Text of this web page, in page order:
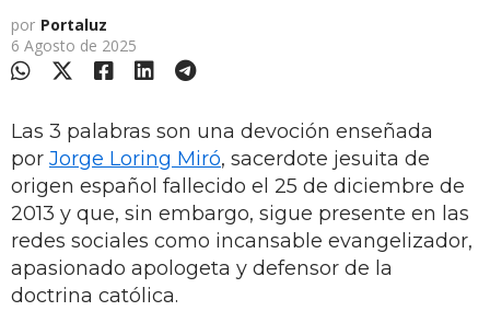
por Portaluz
6 Agosto de 2025
Las 3 palabras son una devoción enseñada
por Jorge Loring Miró, sacerdote jesuita de
origen español fallecido el 25 de diciembre de
2013 y que, sin embargo, sigue presente en las
redes sociales como incansable evangelizador,
apasionado apologeta y defensor de la
doctrina católica.